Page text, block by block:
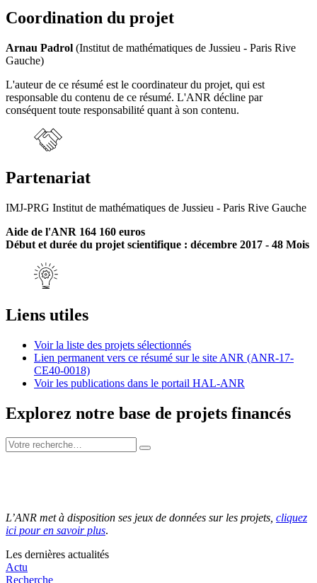
Coordination du projet
Arnau Padrol (Institut de mathématiques de Jussieu - Paris Rive
Gauche)
L'auteur de ce résumé est le coordinateur du projet, qui est
responsable du contenu de ce résumé. L'ANR décline par
conséquent toute responsabilité quant à son contenu.
Partenariat
IMJ-PRG Institut de mathématiques de Jussieu - Paris Rive Gauche
Aide de l'ANR 164 160 euros
Début et durée du projet scientifique : décembre 2017 - 48 Mois
Liens utiles
Voir la liste des projets sélectionnés
Lien permanent vers ce résumé sur le site ANR (ANR-17-
CE40-0018)
Voir les publications dans le portail HAL-ANR
Explorez notre base de projets financés
L’ANR met à disposition ses jeux de données sur les projets, cliquez
ici pour en savoir plus.
Les dernières actualités
Actu
Recherche